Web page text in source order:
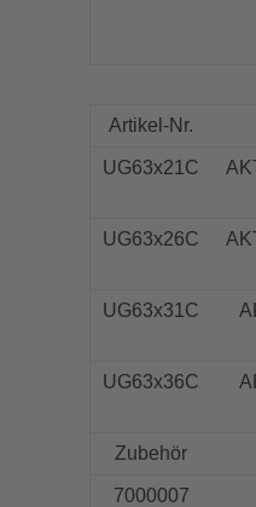
Artikel-Nr.
UG63x21C
UG63x26C
UG63x31C
UG63x36C
Zubehör
7000007